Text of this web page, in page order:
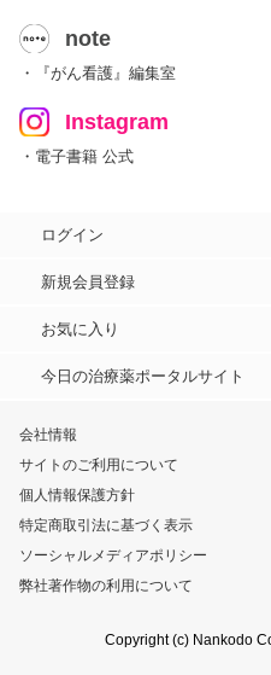
note
・『がん看護』編集室
Instagram
・電子書籍 公式
ログイン
新規会員登録
お気に入り
今日の治療薬ポータルサイト
会社情報
サイトのご利用について
個人情報保護方針
特定商取引法に基づく表示
ソーシャルメディアポリシー
弊社著作物の利用について
Copyright (c) Nankodo